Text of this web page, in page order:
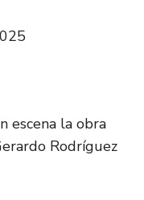
escena la obra
Rodríguez